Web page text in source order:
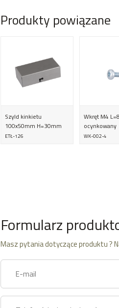
Produkty powiązane
Szyld kinkietu
100x50mm H=30mm
ETŁ-126
Wkręt M4
ocynkowany
WK-002-4
Formularz
Masz pytania dotyczące produktu ?